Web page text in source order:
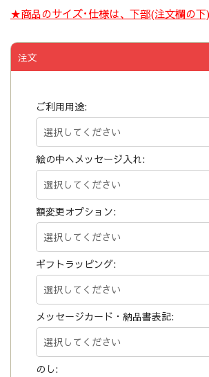
★商品のサイズ･仕様は、下部(注文欄の下)
注文
ご利用用途:
絵の中へメッセージ入れ:
額変更オプション:
ギフトラッピング:
メッセージカード・納品書表記:
のし: